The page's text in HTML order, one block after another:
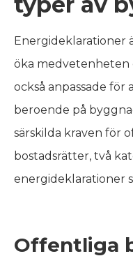
Energideklarationer
öka medvetenheten
också anpassade för
beroende på
särskilda kraven för
bostadsrätter, två
energideklarationer
Offentliga